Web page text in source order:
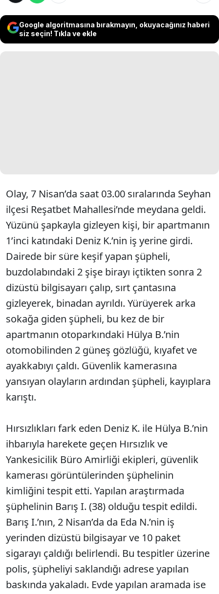
Google algoritmasına bırakmayın, okuyacağınız haberi
siz seçin! Tıkla ve ekle
Olay, 7 Nisan’da saat 03.00 sıralarında Seyhan
ilçesi Reşatbet Mahallesi’nde meydana geldi.
Yüzünü şapkayla gizleyen kişi, bir apartmanın
1’inci katındaki Deniz K.’nin iş yerine girdi.
Dairede bir süre keşif yapan şüpheli,
buzdolabındaki 2 şişe birayı içtikten sonra 2
dizüstü bilgisayarı çalıp, sırt çantasına
gizleyerek, binadan ayrıldı. Yürüyerek arka
sokağa giden şüpheli, bu kez de bir
apartmanın otoparkındaki Hülya B.’nin
otomobilinden 2 güneş gözlüğü, kıyafet ve
ayakkabıyı çaldı. Güvenlik kamerasına
yansıyan olayların ardından şüpheli, kayıplara
karıştı.
Hırsızlıkları fark eden Deniz K. ile Hülya B.’nin
ihbarıyla harekete geçen Hırsızlık ve
Yankesicilik Büro Amirliği ekipleri, güvenlik
kamerası görüntülerinden şüphelinin
kimliğini tespit etti. Yapılan araştırmada
şüphelinin Barış I. (38) olduğu tespit edildi.
Barış I.’nın, 2 Nisan’da da Eda N.’nin iş
yerinden dizüstü bilgisayar ve 10 paket
sigarayı çaldığı belirlendi. Bu tespitler üzerine
polis, şüpheliyi saklandığı adrese yapılan
baskında yakaladı. Evde yapılan aramada ise